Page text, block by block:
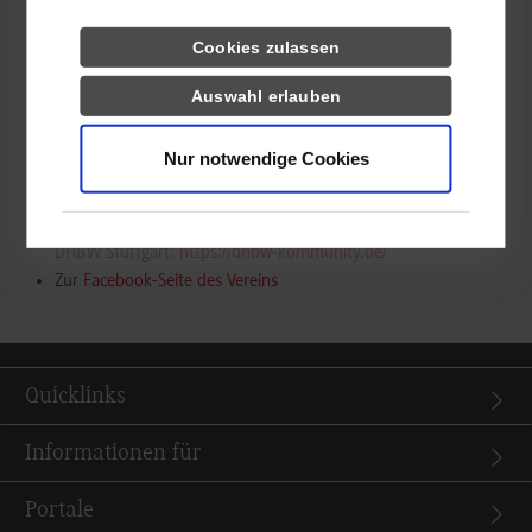
Cookies zulassen
Auswahl erlauben
Nur notwendige Cookies
Freunden und Förderern der DHBW Stuttgart. Die
Durchführung von Fort- und Weiterbildungsveranstaltungen
sowie die Verbesserung der öffentlichen Wahrnehmung der
DHBW Stuttgart gehören ebenfalls zu den Aufgaben des
Vereins. Studierende können kostenlos Mitglied werden und
DHBW Stuttgart:https://dhbw-kommunity.de/
Zur Facebook-Seite des Vereins
Quicklinks
Informationen für
Portale